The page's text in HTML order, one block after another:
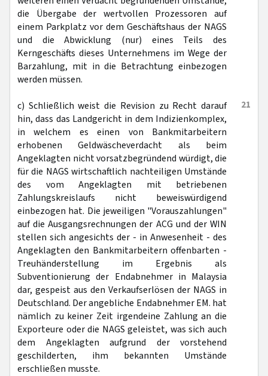
die Übergabe der wertvollen Prozessoren auf
einem Parkplatz vor dem Geschäftshaus der NAGS
und die Abwicklung (nur) eines Teils des
Kerngeschäfts dieses Unternehmens im Wege der
Barzahlung, mit in die Betrachtung einbezogen
werden müssen.
21
c) Schließlich weist die Revision zu Recht darauf
hin, dass das Landgericht in dem Indizienkomplex,
in welchem es einen von Bankmitarbeitern
erhobenen Geldwäscheverdacht als beim
Angeklagten nicht vorsatzbegründend würdigt, die
für die NAGS wirtschaftlich nachteiligen Umstände
des vom Angeklagten mit betriebenen
Zahlungskreislaufs nicht beweiswürdigend
einbezogen hat. Die jeweiligen "Vorauszahlungen"
auf die Ausgangsrechnungen der ACG und der WIN
stellen sich angesichts der - in Anwesenheit - des
Angeklagten den Bankmitarbeitern offenbarten -
Treuhänderstellung im Ergebnis als
Subventionierung der Endabnehmer in Malaysia
dar, gespeist aus den Verkaufserlösen der NAGS in
Deutschland. Der angebliche Endabnehmer EM. hat
nämlich zu keiner Zeit irgendeine Zahlung an die
Exporteure oder die NAGS geleistet, was sich auch
dem Angeklagten aufgrund der vorstehend
geschilderten, ihm bekannten Umstände
erschließen musste.